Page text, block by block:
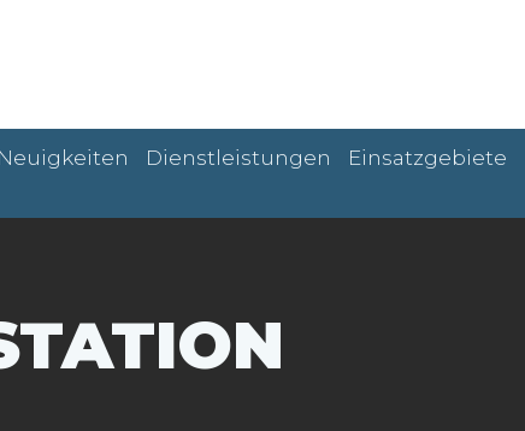
Neuigkeiten Dienstleistungen Einsatzgebiete